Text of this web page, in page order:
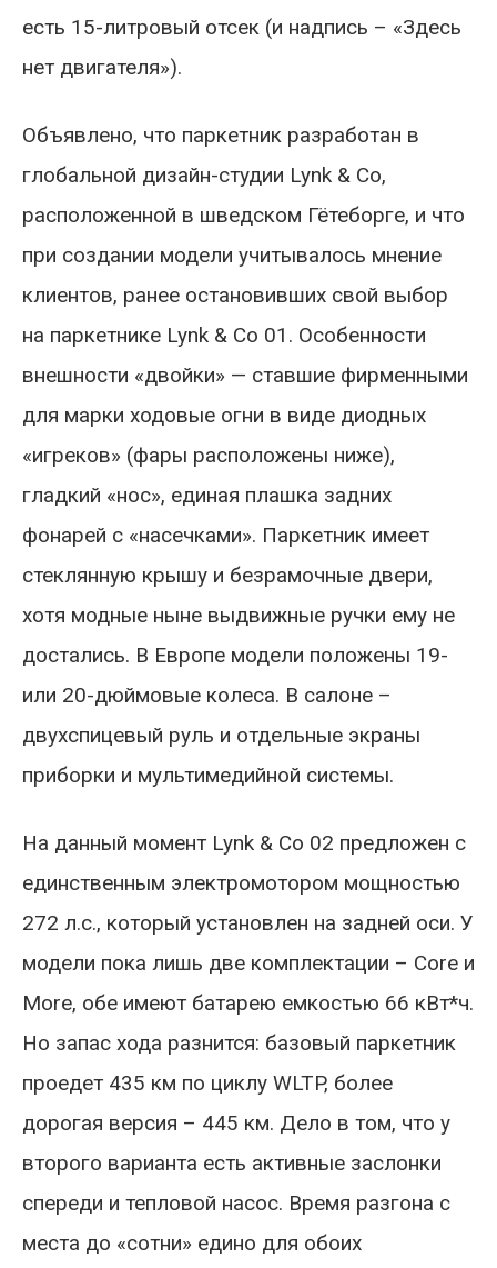
есть 15-литровый отсек (и надпись – «Здесь
нет двигателя»).
Объявлено, что паркетник разработан в
глобальной дизайн-студии Lynk & Co,
расположенной в шведском Гётеборге, и что
при создании модели учитывалось мнение
клиентов, ранее остановивших свой выбор
на паркетнике Lynk & Co 01. Особенности
внешности «двойки» — ставшие фирменными
для марки ходовые огни в виде диодных
«игреков» (фары расположены ниже),
гладкий «нос», единая плашка задних
фонарей с «насечками». Паркетник имеет
стеклянную крышу и безрамочные двери,
хотя модные ныне выдвижные ручки ему не
достались. В Европе модели положены 19-
или 20-дюймовые колеса. В салоне –
двухспицевый руль и отдельные экраны
приборки и мультимедийной системы.
На данный момент Lynk & Co 02 предложен с
единственным электромотором мощностью
272 л.с., который установлен на задней оси. У
модели пока лишь две комплектации – Core и
More, обе имеют батарею емкостью 66 кВт*ч.
Но запас хода разнится: базовый паркетник
проедет 435 км по циклу WLTP, более
дорогая версия – 445 км. Дело в том, что у
второго варианта есть активные заслонки
спереди и тепловой насос. Время разгона с
места до «сотни» едино для обоих